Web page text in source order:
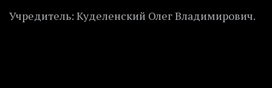
Учредитель: Куделенский Олег Владимирович.